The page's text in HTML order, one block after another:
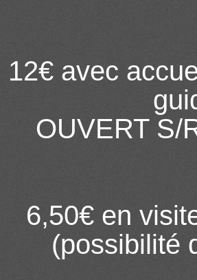
12€ avec
OUVERT S/
6,50€ en
(possibilité